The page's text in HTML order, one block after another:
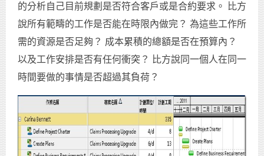
的分析自己目前規劃是否符合客戶或是合約要求。 比方
說所有範疇的工作是否能在時限內做完？ 為這些工作所
需的資源是否足夠？ 成本累積的總額是否在預算內？
以及工作安排是否有任何衝突？ 比方說同一個人在同一
時間要做的事情是否超過其負荷？